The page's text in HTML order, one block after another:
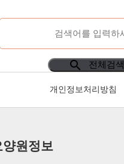
search 전체검색
개인정보처리방침
양원정보